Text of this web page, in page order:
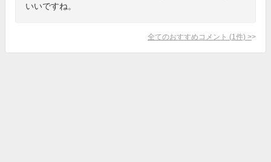
いいですね。
全てのおすすめコメント (1 件) >